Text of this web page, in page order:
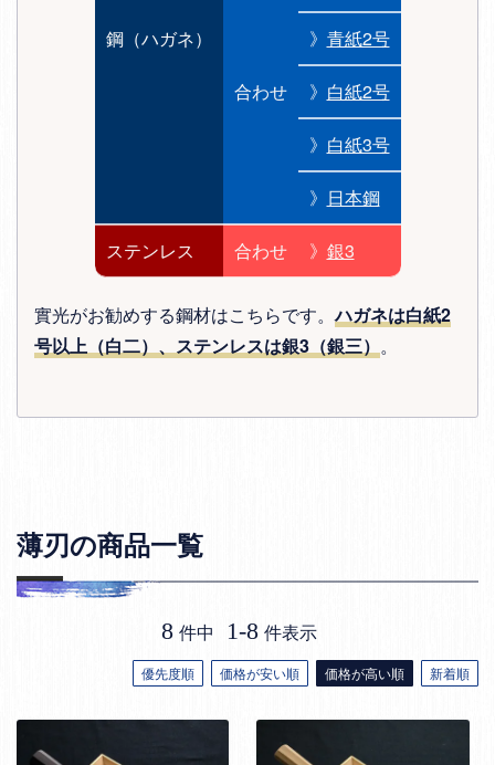
鋼（ハガネ）
合わせ
》 青紙2号
》 白紙2号
》 白紙3号
》 日本鋼
ステンレス 合わせ 》 銀3
實光がお勧めする鋼材はこちらです。ハガネは白紙2
号以上（白二）、ステンレスは銀3（銀三） 。
薄刃の商品一覧
優先度順 価格が安い順 価格が高い順 新着順
8 件中 1-8 件表示